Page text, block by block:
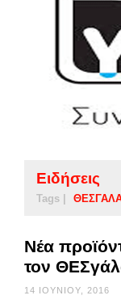
Ειδήσεις
Tags |
Νέα
τον
14 ΙΟΥΝΊΟΥ, 2016